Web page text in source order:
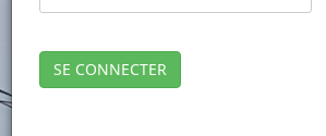
SE CONNECTER